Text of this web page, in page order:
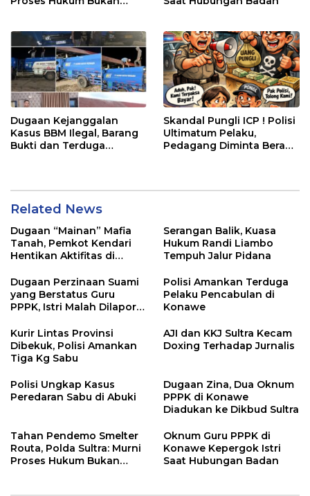
Dugaan Kejanggalan
Kasus BBM Ilegal, Barang
Bukti dan Terduga
Skandal Pungli ICP ! Polisi
Ultimatum Pelaku,
Pedagang Diminta Berani
Related News
Dugaan “Mainan” Mafia
Tanah, Pemkot Kendari
Hentikan Aktifitas di
Serangan Balik, Kuasa
Hukum Randi Liambo
Tempuh Jalur Pidana
Dugaan Perzinaan Suami
yang Berstatus Guru
PPPK, Istri Malah Dilapor
Polisi Amankan Terduga
Pelaku Pencabulan di
Konawe
Kurir Lintas Provinsi
Dibekuk, Polisi Amankan
Tiga Kg Sabu
AJI dan KKJ Sultra Kecam
Doxing Terhadap Jurnalis
Polisi Ungkap Kasus
Peredaran Sabu di Abuki
Dugaan Zina, Dua Oknum
PPPK di Konawe
Diadukan ke Dikbud Sultra
Tahan Pendemo Smelter
Routa, Polda Sultra: Murni
Proses Hukum Bukan
Oknum Guru PPPK di
Konawe Kepergok Istri
Saat Hubungan Badan